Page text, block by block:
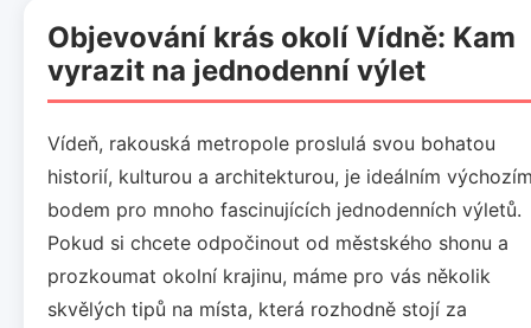
Objevování krás okolí Vídně: Kam
vyrazit na jednodenní výlet
Vídeň, rakouská metropole proslulá svou bohatou
historií, kulturou a architekturou, je ideálním
bodem pro mnoho fascinujících jednodenních výletů.
Pokud si chcete odpočinout od městského shonu a
prozkoumat okolní krajinu, máme pro vás několik
skvělých tipů na místa, která rozhodně stojí za